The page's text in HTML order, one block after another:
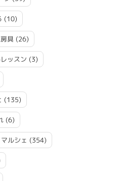
(10)
具 (26)
ッスン (3)
(135)
(6)
ルシェ (354)